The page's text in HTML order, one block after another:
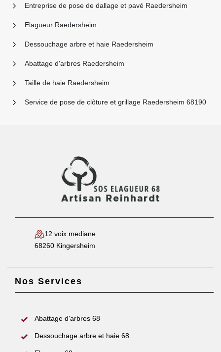
Entreprise de pose de dallage et pavé Raedersheim
Elagueur Raedersheim
Dessouchage arbre et haie Raedersheim
Abattage d'arbres Raedersheim
Taille de haie Raedersheim
Service de pose de clôture et grillage Raedersheim 68190
12 voix mediane
68260 Kingersheim
Nos Services
Abattage d'arbres 68
Dessouchage arbre et haie 68